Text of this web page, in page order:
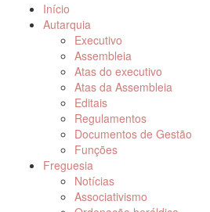
Início
Autarquia
Executivo
Assembleia
Atas do executivo
Atas da Assembleia
Editais
Regulamentos
Documentos de Gestão
Funções
Freguesia
Notícias
Associativismo